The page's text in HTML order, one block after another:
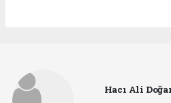
Hacı Ali